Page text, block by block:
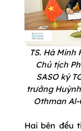
TS. Hà Minh
Chủ tịch
SASO ký
trưởng
Othman Al-
Hai bên đều